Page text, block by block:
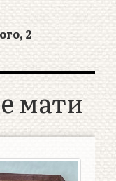
2
мати